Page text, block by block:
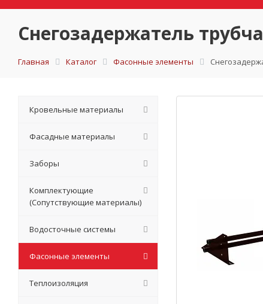
Снегозадержатель
Главная Каталог Фасонные элементы
Кровельные материалы
Фасадные материалы
Заборы
Комплектующие
(Сопутствующие материалы)
Водосточные системы
Фасонные элементы
Теплоизоляция